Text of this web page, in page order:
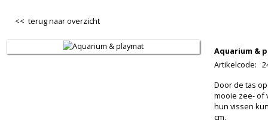
<< terug naar overzicht
Aquarium &
Artikelcode:
Door de tas
mooie zee- of
hun vissen
cm.